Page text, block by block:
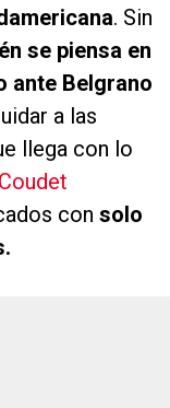
. Sin
se piensa en
ante Belgrano
a las
llega con lo
con solo